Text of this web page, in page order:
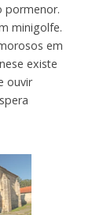
pormenor.
minigolfe.
em
existe
ouvir